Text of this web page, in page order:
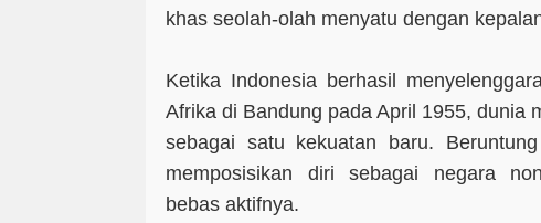
khas seolah-olah menyatu dengan
Ketika Indonesia berhasil
Afrika di Bandung pada April 1955, dunia
sebagai satu kekuatan baru.
memposisikan diri sebagai negara
bebas aktifnya.